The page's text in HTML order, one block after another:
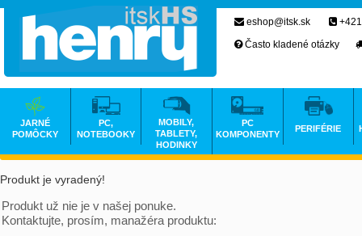
Produkt je vyradený!
Produkt už nie je v našej ponuke.
Kontaktujte, prosím, manažéra produktu:
eshop@itsk.sk
Často kladené otázky
JARNÉ
POMÔCKY
PC,
NOTEBOOKY
MOBILY,
TABLETY,
HODINKY
PC
KOMPONENTY
PERIFÉRIE